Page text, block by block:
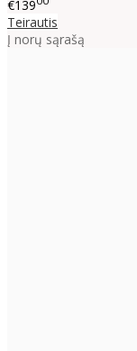
€139
Teirautis
Į norų sąrašą